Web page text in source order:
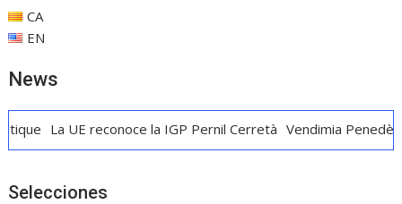
CA
EN
News
reconoce la IGP Pernil Cerretà Vendimia Penedès: vino,
Selecciones